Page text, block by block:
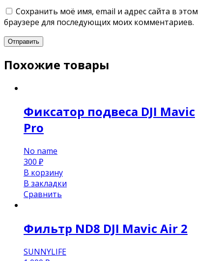
Сохранить моё имя, email и адрес сайта в этом
браузере для последующих моих комментариев.
Похожие товары
Фиксатор подвеса DJI Mavic
Pro
No name
300 ₽
В корзину
В закладки
Сравнить
Фильтр ND8 DJI Mavic Air 2
SUNNYLIFE